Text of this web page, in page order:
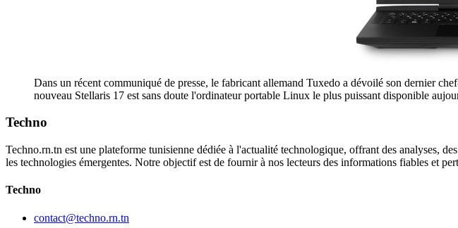
Dans un récent communiqué de presse, le fabricant allemand Tuxedo a dévoilé son dernier
nouveau Stellaris 17 est sans doute l'ordinateur portable Linux le plus puissant disponible
Techno
Techno.rn.tn est une plateforme tunisienne dédiée à l'actualité technologique, offrant des analyses,
les technologies émergentes. Notre objectif est de fournir à nos lecteurs des informations fiables et
Techno
contact@techno.rn.tn